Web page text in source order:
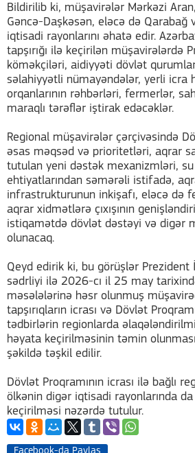
Bildirilib ki, müşavirələr Mərkəzi
Gəncə-Daşkəsən, eləcə də Qarabağ
iqtisadi rayonlarını əhatə edir.
tapşırığı ilə keçirilən müşavirələrdə
köməkçiləri, aidiyyəti dövlət
səlahiyyətli nümayəndələr, yerli icra
orqanlarının rəhbərləri, fermerlər,
maraqlı tərəflər iştirak edəcəklər.
Regional müşavirələr çərçivəsində
əsas məqsəd və prioritetləri, aqrar
tutulan yeni dəstək mexanizmləri,
ehtiyatlarından səmərəli istifadə,
infrastrukturunun inkişafı, eləcə də
aqrar xidmətlərə çıxışının
istiqamətdə dövlət dəstəyi və digər
olunacaq.
Qeyd edirik ki, bu görüşlər
sədrliyi ilə 2026-cı il 25 may
məsələlərinə həsr olunmuş
tapşırıqların icrası və Dövlət
tədbirlərin regionlarda
həyata keçirilməsinin təmin
şəkildə təşkil edilir.
Dövlət Proqramının icrası ilə bağlı
ölkənin digər iqtisadi rayonlarında
keçirilməsi nəzərdə tutulur.